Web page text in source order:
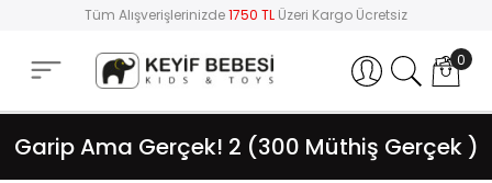
Tüm Alışverişlerinizde1750 TL Üzeri Kargo Ücretsiz
Hesabım 0
Garip Ama Gerçek! 2 (300 Müthiş Gerçek )